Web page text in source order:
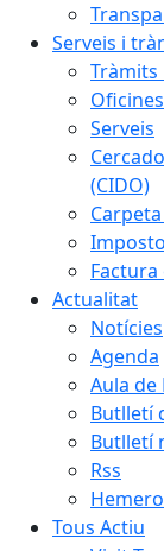
Serveis i
Tràmits
Serveis
(CIDO)
Actualitat
Notícies
Agenda
Aula de
Butlletí
Butlletí
Rss
Tous Actiu